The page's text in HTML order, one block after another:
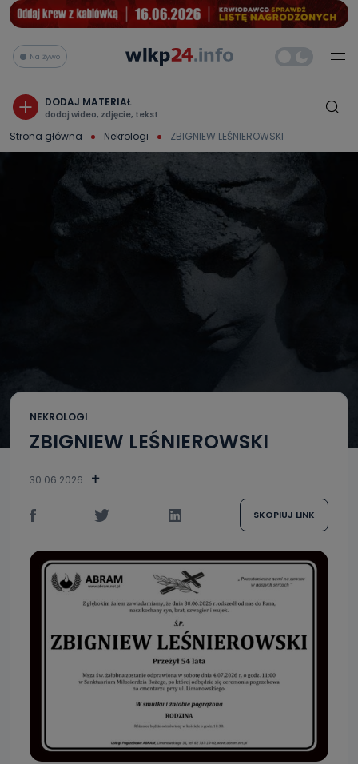
Na żywo
DODAJ MATERIAŁ
dodaj wideo, zdjęcie, tekst
Strona główna Nekrologi ZBIGNIEW LEŚNIEROWSKI
NEKROLOGI
ZBIGNIEW LEŚNIEROWSKI
30.06.2026
SKOPIUJ LINK